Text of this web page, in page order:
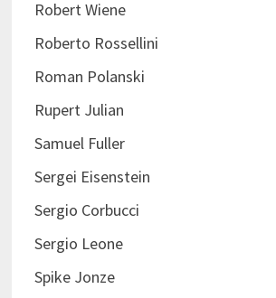
Robert Wiene
Roberto Rossellini
Roman Polanski
Rupert Julian
Samuel Fuller
Sergei Eisenstein
Sergio Corbucci
Sergio Leone
Spike Jonze